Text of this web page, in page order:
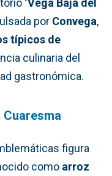
‘Vega Baja del
por Convega,
típicos de
culinaria del
gastronómica.
figura
como arroz